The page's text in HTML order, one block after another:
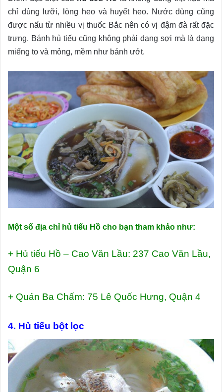
chỉ dùng lưỡi, lòng heo và huyết heo. Nước dùng cũng
được nấu từ nhiều vị thuốc Bắc nên có vị đậm đà rất đặc
trưng. Bánh hủ tiếu cũng không phải dạng sợi mà là dạng
miếng to và mỏng, mềm như bánh ướt.
Một số địa chỉ hủ tiếu Hồ cho bạn tham khảo như:
+ Hủ tiếu Hồ – Cao Văn Lầu: 237 Cao Văn Lầu,
Quận 6
+ Quán Ba Chấm: 75 Lê Quốc Hưng, Quận 4
4. Hủ tiếu bột lọc